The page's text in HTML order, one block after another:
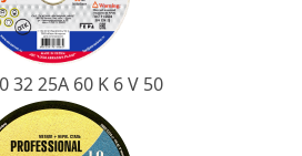
32 25А 60 K 6 V 50